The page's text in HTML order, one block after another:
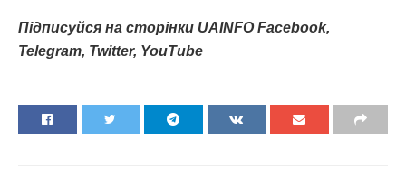
Підписуйся на сторінки UAINFO Facebook,
Telegram, Twitter, YouTube